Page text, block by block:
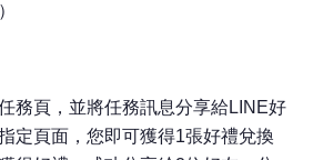
務頁，並將任務訊息分享給LINE好
定頁面，您即可獲得1張好禮兌換